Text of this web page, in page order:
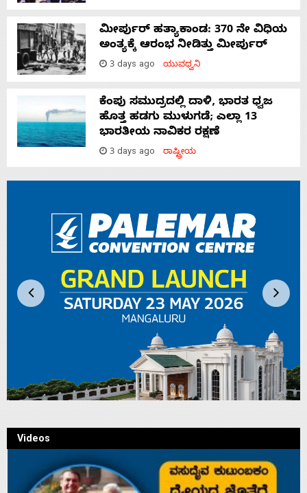
ಮೀರ್ಪುರ್ ಹತ್ಯಾಕಾಂಡ: 370 ನೇ ವಿಧಿಯ
ಅಂತ್ಯಕ್ಕೆ ಆರಂಭ ನೀಡಿತ್ತು ಮೀರ್ಪುರ್
3 days ago ಯುವಧ್ವನಿ
ಕೆಂಪು ಸಮುದ್ರದಲ್ಲಿ ದಾಳಿ, ಭಾರತ ಧ್ವಜ
ಹೊತ್ತ ಹಡಗು ಮುಳುಗಡೆ; ಎಲ್ಲಾ 13
ಭಾರತೀಯ ನಾವಿಕರ ರಕ್ಷಣೆ
3 days ago ರಾಷ್ಟ್ರೀಯ
Videos